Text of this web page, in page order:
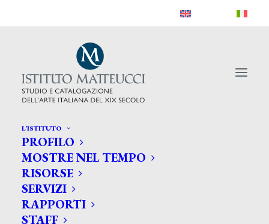
L’ISTITUTO
PROFILO
MOSTRE NEL TEMPO
RISORSE
SERVIZI
RAPPORTI
STAFF